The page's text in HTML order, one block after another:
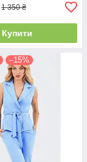
1 350 ₴
Купити
–15%